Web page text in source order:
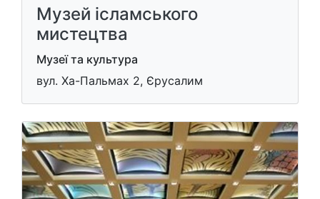
Музей ісламського
мистецтва
Музеї та культура
вул. Ха-Пальмах 2, Єрусалим